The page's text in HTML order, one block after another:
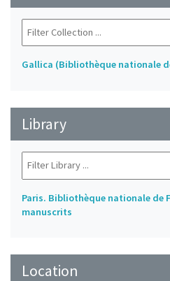
Gallica (Bibliothèque nationale
Library
Paris. Bibliothèque nationale de
manuscrits
Location